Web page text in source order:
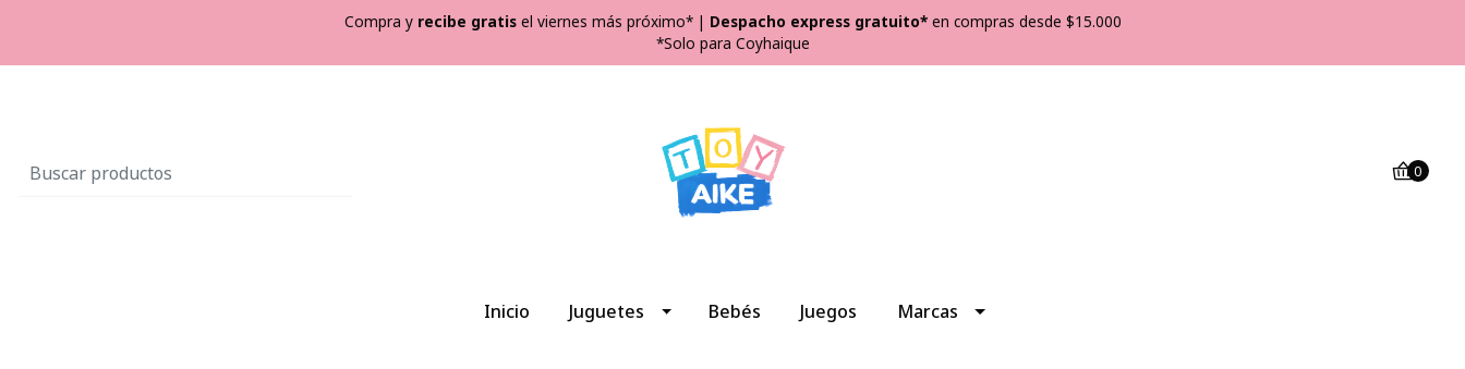
Compra y recibe gratisel viernes más próximo*| Despacho express gratuito*en compras desde $15.000
*Solo para Coyhaique
0
Inicio Juguetes Bebés Juegos Marcas